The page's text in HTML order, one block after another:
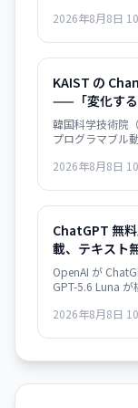
り、バッテリー
2026年8月8日
KAIST の
——「変化する
ェアが量産段
韓国科学技術院
プログラマブル
存製造プロセス
2026年8月8日
ChatGPT 無
載、テキスト
OpenAI が
GPT-5.6 Luna
Sol が提供され
2026年8月8日